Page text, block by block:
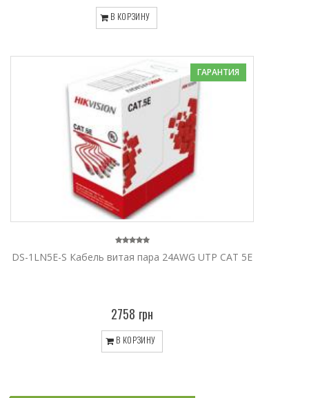
В КОРЗИНУ
ГАРАНТИЯ
DS-1LN5E-S Кабель витая пара 24AWG UTP CAT 5E
2758 грн
В КОРЗИНУ